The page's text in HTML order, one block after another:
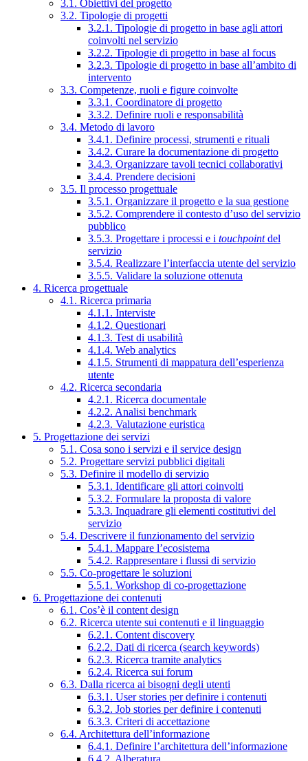
3.1. Obiettivi del progetto
3.2. Tipologie di progetti
3.2.1. Tipologie di progetto in base agli attori
coinvolti nel servizio
3.2.2. Tipologie di progetto in base al focus
3.2.3. Tipologie di progetto in base all’ambito di
intervento
3.3. Competenze, ruoli e figure coinvolte
3.3.1. Coordinatore di progetto
3.3.2. Definire ruoli e responsabilità
3.4. Metodo di lavoro
3.4.1. Definire processi, strumenti e rituali
3.4.2. Curare la documentazione di progetto
3.4.3. Organizzare tavoli tecnici collaborativi
3.4.4. Prendere decisioni
3.5. Il processo progettuale
3.5.1. Organizzare il progetto e la sua gestione
3.5.2. Comprendere il contesto d’uso del servizio
pubblico
3.5.3. Progettare i processi e i touchpointdel
servizio
3.5.4. Realizzare l’interfaccia utente del servizio
3.5.5. Validare la soluzione ottenuta
4. Ricerca progettuale
4.1. Ricerca primaria
4.1.1. Interviste
4.1.2. Questionari
4.1.3. Test di usabilità
4.1.4. Web analytics
4.1.5. Strumenti di mappatura dell’esperienza
utente
4.2. Ricerca secondaria
4.2.1. Ricerca documentale
4.2.2. Analisi benchmark
4.2.3. Valutazione euristica
5. Progettazione dei servizi
5.1. Cosa sono i servizi e il service design
5.2. Progettare servizi pubblici digitali
5.3. Definire il modello di servizio
5.3.1. Identificare gli attori coinvolti
5.3.2. Formulare la proposta di valore
5.3.3. Inquadrare gli elementi costitutivi del
servizio
5.4. Descrivere il funzionamento del servizio
5.4.1. Mappare l’ecosistema
5.4.2. Rappresentare i flussi di servizio
5.5. Co-progettare le soluzioni
5.5.1. Workshop di co-progettazione
6. Progettazione dei contenuti
6.1. Cos’è il content design
6.2. Ricerca utente sui contenuti e il linguaggio
6.2.1. Content discovery
6.2.2. Dati di ricerca (search keywords)
6.2.3. Ricerca tramite analytics
6.2.4. Ricerca sui forum
6.3. Dalla ricerca ai bisogni degli utenti
6.3.1. User stories per definire i contenuti
6.3.2. Job stories per definire i contenuti
6.3.3. Criteri di accettazione
6.4. Architettura dell’informazione
6.4.1. Definire l’architettura dell’informazione
6.4.2. Alberatura